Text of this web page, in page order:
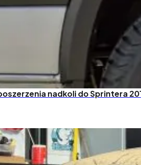
nadkoli do Sprintera